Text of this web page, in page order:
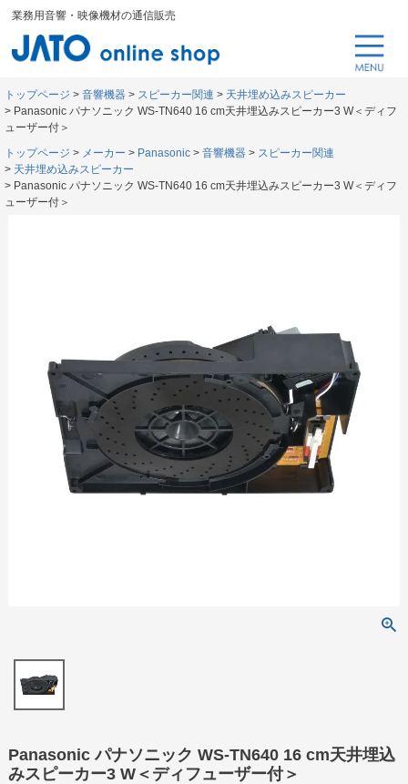
業務用音響・映像機材の通信販売
トップページ 音響機器 スピーカー関連
天井埋め込みスピーカー
Panasonic パナソニック WS-TN640 16 cm天井埋込みスピーカー3 W＜ディフ
ューザー付＞
トップページ
メーカー Panasonic 音響機器
スピーカー関連
天井埋め込みスピーカー
Panasonic パナソニック WS-TN640 16 cm天井埋込みスピーカー3 W＜ディフ
ューザー付＞
Panasonic パナソニック WS-TN640 16 cm天井埋込
みスピーカー3 W＜ディフューザー付＞